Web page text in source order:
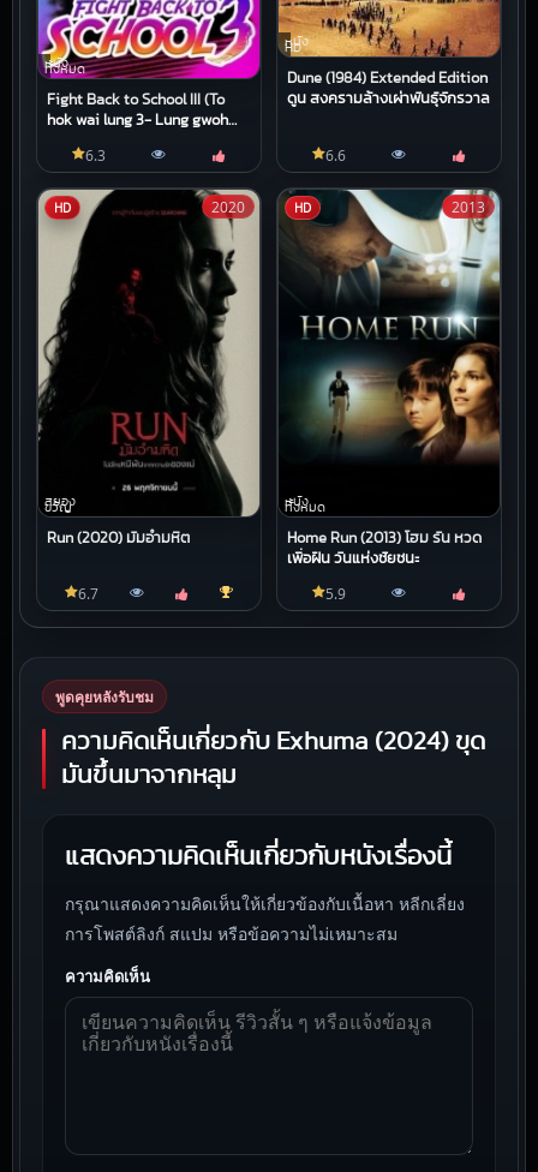
หนัง
ทั้งหมด
Fight Back to School III (To
hok wai lung 3- Lung gwoh
6.3
หนัง
HD
Dune (1984) Extended Edition
ดูน สงครามล้างเผ่าพันธุ์จักรวาล
6.6
HD
สยอง
ขวัญ
Run (2020) มัมอำมหิต
2020
6.7
HD
หนัง
ทั้งหมด
Home Run (2013) โฮม รัน หวด
เพื่อฝัน วันแห่งชัยชนะ
2013
5.9
พูดคุยหลังรับชม
ความคิดเห็นเกี่ยวกับ Exhuma (2024) ขุด
มันขึ้นมาจากหลุม
แสดงความคิดเห็นเกี่ยวกับหนังเรื่องนี้
กรุณาแสดงความคิดเห็นให้เกี่ยวข้องกับเนื้อหา หลีกเลี่ยง
การโพสต์ลิงก์ สแปม หรือข้อความไม่เหมาะสม
ความคิดเห็น